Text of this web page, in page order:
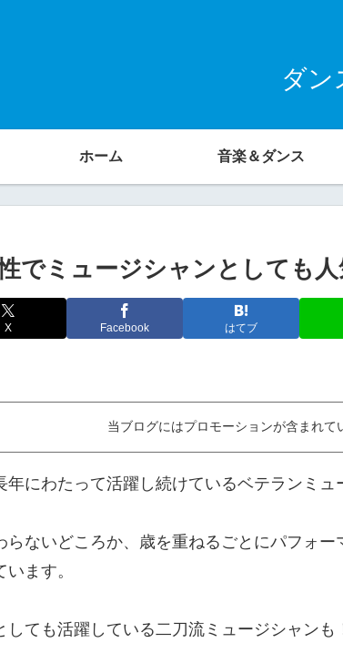
ダン
ホーム 音楽＆ダンス
でミュージシャンとしても
X Facebook はてブ
当ブログにはプロモーションが含まれて
年にわたって活躍し続けているベテランミュ
らないどころか、歳を重ねるごとにパフォ
ます。
しても活躍している二刀流ミュージシャンも